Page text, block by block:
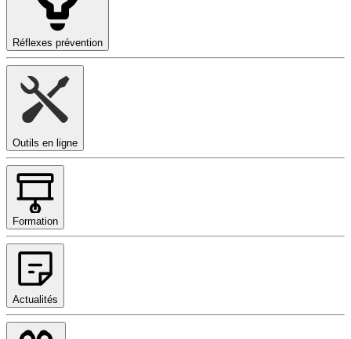
Réflexes prévention
Outils en ligne
Formation
Actualités